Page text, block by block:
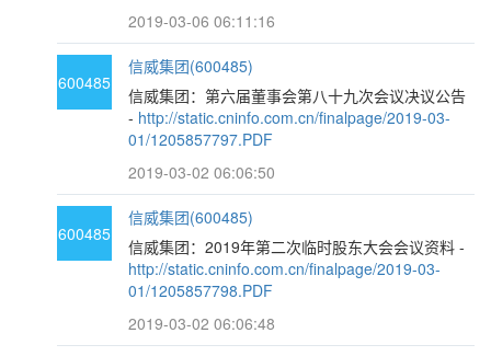
2019-03-06 06:11:16
600485
信威集团(600485)
信威集团：第六届董事会第八十九次会议决议公告
- http://static.cninfo.com.cn/finalpage/2019-03-
01/1205857797.PDF
2019-03-02 06:06:50
600485
信威集团(600485)
信威集团：2019年第二次临时股东大会会议资料 -
http://static.cninfo.com.cn/finalpage/2019-03-
01/1205857798.PDF
2019-03-02 06:06:48